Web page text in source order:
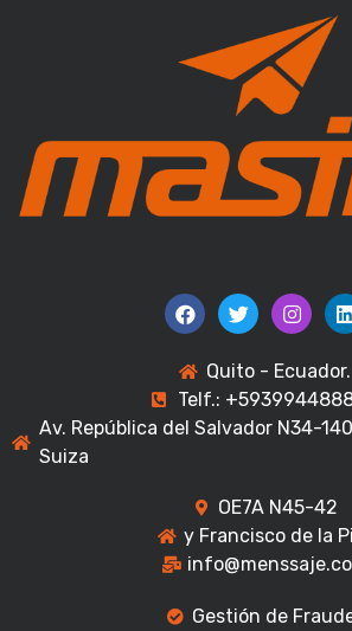
Quito - Ecuador.
Telf.:
Av. República del Salvador N34-
Suiza
OE7A N45-42
y Francisco de la
Gestión de